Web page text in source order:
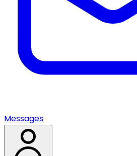
Messages